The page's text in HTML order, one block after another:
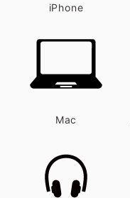
iPhone
Mac